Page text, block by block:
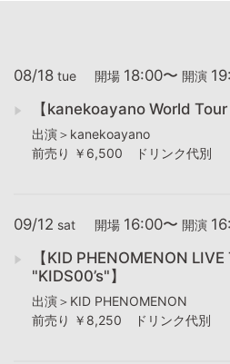
08/18 tue 開場 18:00〜 開演
【kanekoayano World Tour
出演＞kanekoayano
前売り ￥6,500 ドリンク代別
09/12 sat 開場 16:00〜 開演
【KID PHENOMENON
"KIDS00’s"】
出演＞KID PHENOMENON
前売り ￥8,250 ドリンク代別